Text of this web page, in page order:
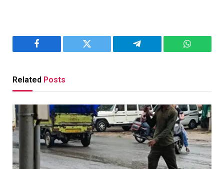
Facebook Twitter Telegram
Related Posts